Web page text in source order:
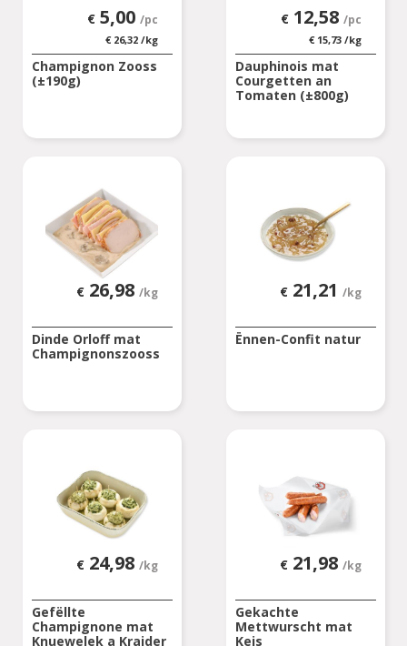
€ 5,00 /pc
€26,32 /kg
Champignon Zooss
(±190g)
€ 12,58 /pc
€15,73 /kg
Dauphinois mat
Courgetten an
Tomaten (±800g)
€ 26,98 /kg
Dinde Orloff mat
Champignonszooss
€ 21,21 /kg
Ënnen-Confit natur
€ 24,98 /kg
Gefëllte
Champignone mat
Knuewelek a Kraider
€ 21,98 /kg
Gekachte
Mettwurscht mat
Keis